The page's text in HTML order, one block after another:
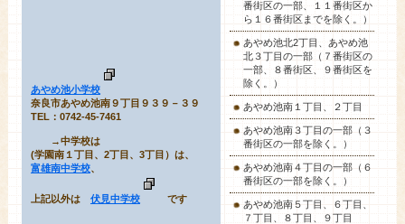
あやめ池小学校
奈良市あやめ池南９丁目９３９－３９
TEL：0742-45-7461
→中学校は
(学園南１丁目、2丁目、3丁目）は、
富雄南中学校、
上記以外は 伏見中学校 です
番街区の一部、１１番街区か
ら１６番街区までを除く。）
あやめ池北2丁目、あやめ池
北３丁目の一部（７番街区の
一部、８番街区、９番街区を
除く。）
あやめ池南１丁目、２丁目
あやめ池南３丁目の一部（３
番街区の一部を除く。）
あやめ池南４丁目の一部（６
番街区の一部を除く。）
あやめ池南５丁目、６丁目、
７丁目、８丁目、９丁目